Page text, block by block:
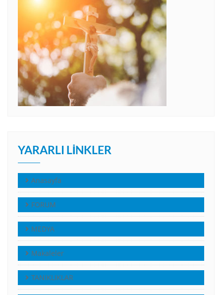
YARARLI LINKLER
Anasayfa
FORUM
MEDYA
Makaleler
TANIKLIKLAR